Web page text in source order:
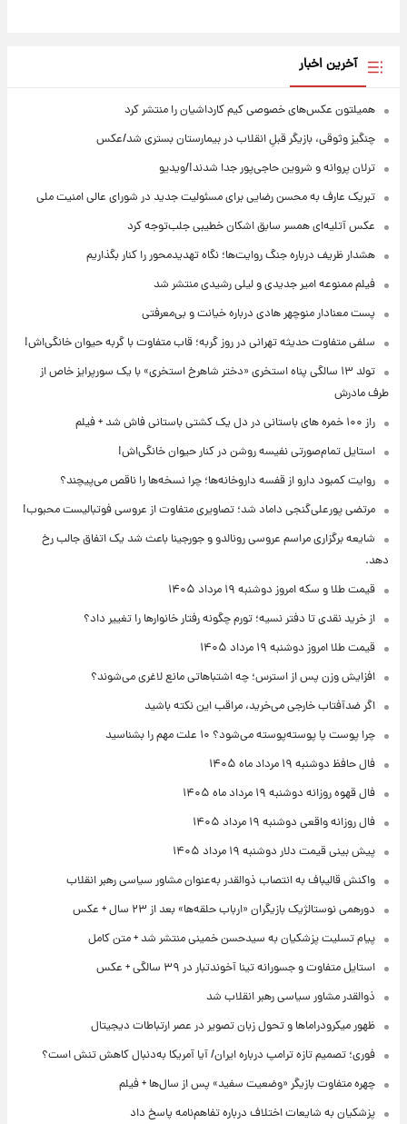
آخرین اخبار
همیلتون عکس‌های خصوصی کیم‌ کارداشیان را منتشر کرد
چنگیز وثوقی، بازیگر قبلِ انقلاب در بیمارستان بستری شد/عکس
ترلان پروانه و شروین حاجی‌پور جدا شدند!/ویدیو
تبریک عارف به محسن رضایی برای مسئولیت جدید در شورای عالی امنیت ملی
عکس‌ آتلیه‌ای همسر سابق اشکان خطیبی جلب‌توجه کرد
هشدار ظریف درباره جنگ روایت‌ها؛ نگاه تهدیدمحور را کنار بگذاریم
فیلم ممنوعه امیر جدیدی و لیلی رشیدی منتشر شد
پست معنادار منوچهر هادی درباره خیانت و بی‌معرفتی
سلفی متفاوت حدیثه تهرانی در روز گربه؛ قاب متفاوت با گربه حیوان خانگی‌اش!
تولد ۱۳ سالگی پناه استخری «دختر شاهرخ استخری» با یک سورپرایز خاص از
طرف مادرش
راز ۱۰۰ خمره های باستانی در دل یک کشتی باستانی فاش شد + فیلم
استایل تمام‌صورتی نفیسه روشن در کنار حیوان خانگی‌اش!
روایت کمبود دارو از قفسه داروخانه‌ها؛ چرا نسخه‌ها را ناقص می‌پیچند؟
مرتضی پورعلی‌گنجی داماد شد؛ تصاویری متفاوت از عروسی فوتبالیست محبوب!
شایعه برگزاری مراسم عروسی رونالدو و جورجینا باعث شد یک اتفاق جالب رخ
دهد.
قیمت طلا و سکه امروز دوشنبه ۱۹ مرداد ۱۴۰۵
از خرید نقدی تا دفتر نسیه؛ تورم چگونه رفتار خانوارها را تغییر داد؟
قیمت طلا امروز دوشنبه ۱۹ مرداد ۱۴۰۵
افزایش وزن پس از استرس؛ چه اشتباهاتی مانع لاغری می‌شوند؟
اگر ضدآفتاب خارجی می‌خرید، مراقب این نکته باشید
چرا پوست پا پوسته‌پوسته می‌شود؟ ۱۰ علت مهم را بشناسید
فال حافظ دوشنبه ۱۹ مرداد ماه ۱۴۰۵
فال قهوه روزانه دوشنبه ۱۹ مرداد ماه ۱۴۰۵
فال روزانه واقعی دوشنبه ۱۹ مرداد ۱۴۰۵
پیش‌ بینی قیمت دلار دوشنبه ۱۹ مرداد ۱۴۰۵
واکنش قالیباف به انتصاب ذوالقدر به‌عنوان مشاور سیاسی رهبر انقلاب
دورهمی نوستالژیک بازیگران «ارباب حلقه‌ها» بعد از ۲۳ سال + عکس
پیام تسلیت پزشکیان به سیدحسن خمینی منتشر شد + متن کامل
استایل متفاوت و جسورانه تینا آخوندتبار در ۳۹ سالگی + عکس
ذوالقدر مشاور سیاسی رهبر انقلاب شد
ظهور میکرودراماها و تحول زبان تصویر در عصر ارتباطات دیجیتال
فوری؛ تصمیم تازه ترامپ درباره ایران/ آیا آمریکا به‌دنبال کاهش تنش است؟
چهره متفاوت بازیگر «وضعیت سفید» پس از سال‌ها + فیلم
پزشکیان به شایعات اختلاف درباره تفاهم‌نامه پاسخ داد